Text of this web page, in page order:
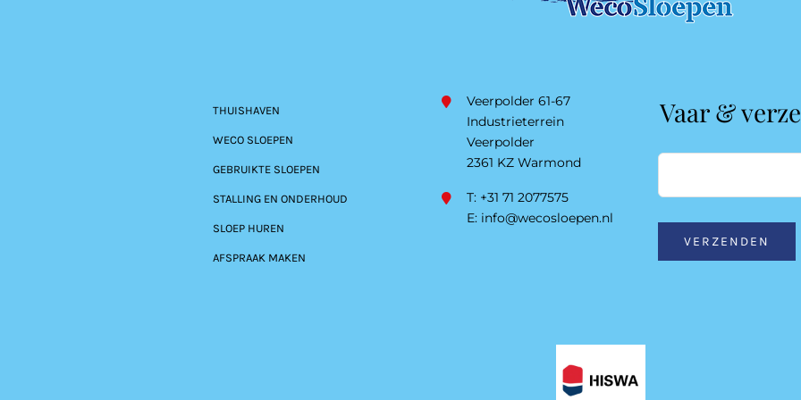
THUISHAVEN
WECO SLOEPEN
GEBRUIKTE SLOEPEN
STALLING EN ONDERHOUD
SLOEP HUREN
AFSPRAAK MAKEN
Veerpolder 61-67
Industrieterrein
Veerpolder
2361 KZ Warmond
T: +31 71 2077575
E: info@wecosloepen.nl
Vaar &
VERZENDEN